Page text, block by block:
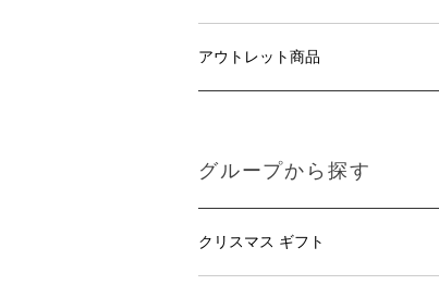
アウトレット商品
グループから探す
クリスマス ギフト